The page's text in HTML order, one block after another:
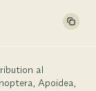
al
Apoidea,